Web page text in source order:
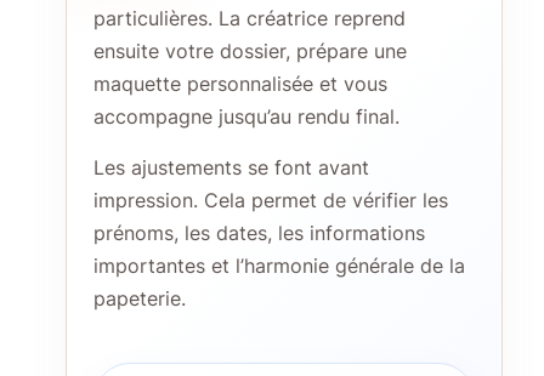
particulières. La créatrice reprend
ensuite votre dossier, prépare une
maquette personnalisée et vous
accompagne jusqu’au rendu final.
Les ajustements se font avant
impression. Cela permet de vérifier les
prénoms, les dates, les informations
importantes et l’harmonie générale de la
papeterie.